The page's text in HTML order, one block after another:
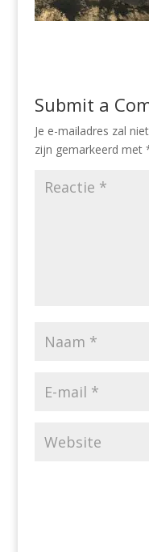
Submit a
Je e-mailadres zal
zijn gemarkeerd met